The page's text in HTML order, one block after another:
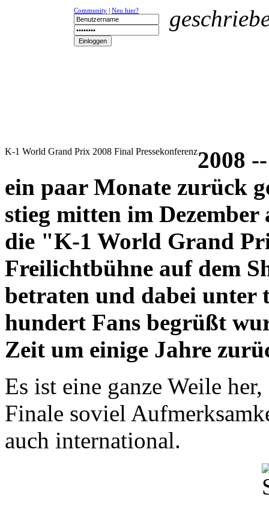
Community | Neu hier?
K-1 World Grand Prix 2008 Final Pressekonferenz2008
ein paar Monate zurück
stieg mitten im
die "K-1 World Grand
Freilichtbühne auf dem
betraten und dabei unter
hundert Fans begrüßt
Zeit um einige Jahre
Es ist eine ganze Weile
Finale soviel
auch international.